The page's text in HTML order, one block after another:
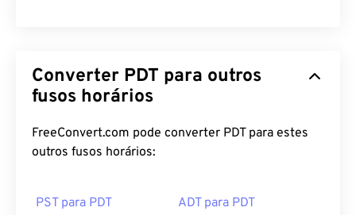
Converter PDT para outros
fusos horários
FreeConvert.com pode converter PDT para estes
outros fusos horários:
PST para PDT ADT para PDT